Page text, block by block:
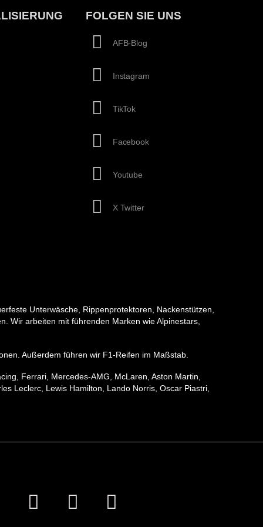
FOLGEN SIE UNS
AFB-Blog
Instagram
TikTok
Facebook
Youtube
X Twitter
Unterwäsche, Rippenprotektoren, Nackenstützen,
Wir arbeiten mit führenden Marken wie Alpinestars,
Außerdem führen wir F1-Reifen im Maßstab.
Ferrari, Mercedes-AMG, McLaren, Aston Martin,
Leclerc, Lewis Hamilton, Lando Norris, Oscar Piastri,